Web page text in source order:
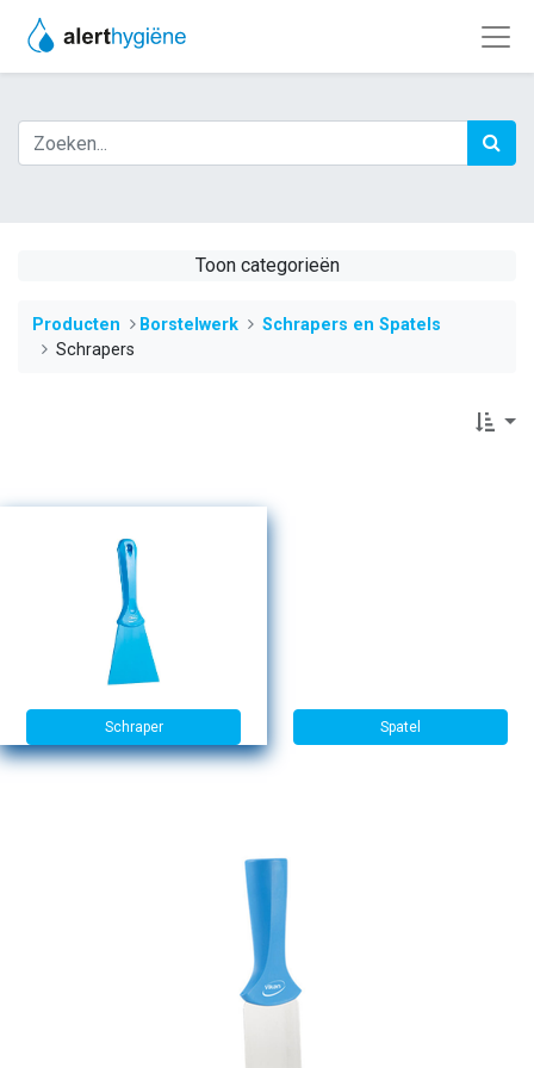
Toon categorieën
Producten ​​​​​​​​​​​​​​​​​​​​​Borstelwerk
Schrapers en Spatels
Schrapers
Schraper Spatel